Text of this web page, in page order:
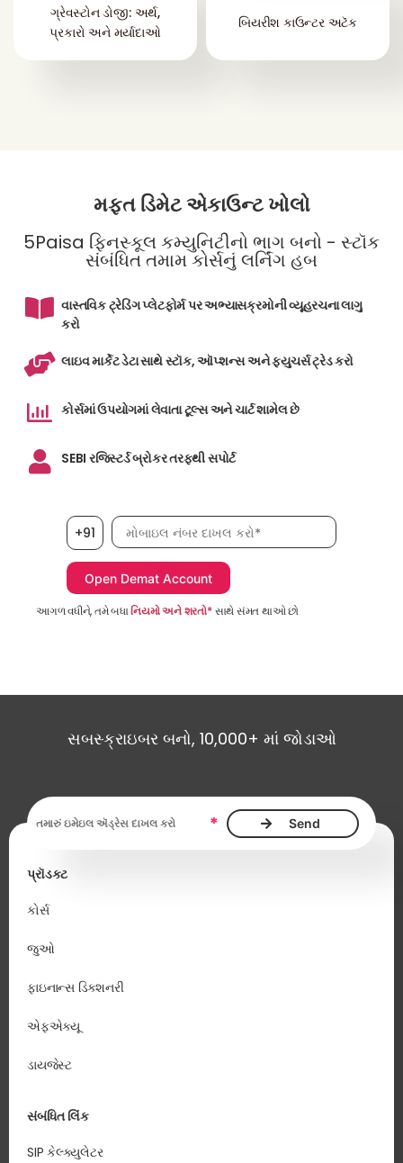
ગ્રેવસ્ટોન ડોજી: અર્થ,
પ્રકારો અને મર્યાદાઓ
બિયરીશ કાઉન્ટર અટૅક
મફત ડિમેટ એકાઉન્ટ ખોલો
5Paisa ફિનસ્કૂલ કમ્યુનિટીનો ભાગ બનો - સ્ટૉક
સંબંધિત તમામ કોર્સનું લર્નિંગ હબ
વાસ્તવિક ટ્રેડિંગ પ્લેટફોર્મ પર અભ્યાસક્રમોની વ્યૂહરચના લાગુ
કરો
લાઇવ માર્કેટ ડેટા સાથે સ્ટૉક, ઑપ્શન્સ અને ફ્યુચર્સ ટ્રેડ કરો
કોર્સમાં ઉપયોગમાં લેવાતા ટૂલ્સ અને ચાર્ટ શામેલ છે
SEBI રજિસ્ટર્ડ બ્રોકર તરફથી સપોર્ટ
+91 મોબાઇલ નંબર, જરૂરી છે
આગળ વધીને, તમે બધાનિયમો અને શરતો*સાથે સંમત થાઓ છો
સબસ્ક્રાઇબર બનો, 10,000+ માં જોડાઓ
ઇમેઇલ ઍડ્રેસ આવશ્યક છે *
પ્રૉડક્ટ
કોર્સ
જુઓ
ફાઇનાન્સ ડિક્શનરી
એફએક્યૂ
ડાયજેસ્ટ
સંબંધિત લિંક
SIP કેલ્ક્યુલેટર